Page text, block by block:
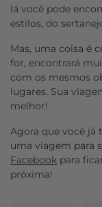
lá você pode
estilos, do
Mas, uma coisa é
for, encontrará
com os mesmos
lugares. Sua
melhor!
Agora que você já
uma viagem para
Facebook para
próxima!